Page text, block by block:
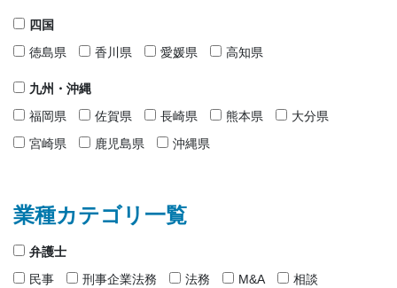
四国
徳島県
香川県 愛媛県 高知県
九州・沖縄
福岡県
佐賀県 長崎県 熊本県
大分県
宮崎県
鹿児島県 沖縄県
業種カテゴリ一覧
弁護士
民事
刑事企業法務 法務 M&A
相談